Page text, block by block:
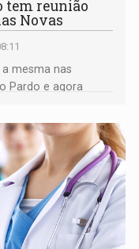
tem reunião
Novas
mesma nas
Pardo e agora